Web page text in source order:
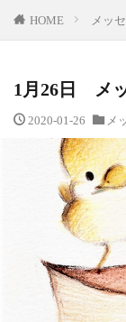
HOME メッ
1月26日 メ
2020-01-26 メ